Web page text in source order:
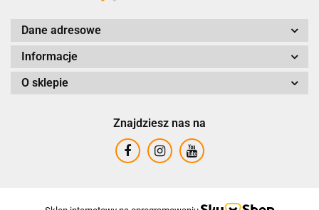
Dane adresowe
Informacje
O sklepie
Znajdziesz nas na